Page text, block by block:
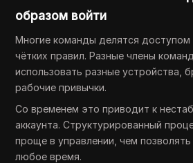
образом войти
Многие команды делятся доступом
чётких правил. Разные члены
использовать разные устройства,
рабочие привычки.
Со временем это приводит к
аккаунта. Структурированный
проще в управлении, чем
любое время.